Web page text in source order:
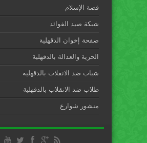
قصة الإسلام
شبكة صيد الفوائد
صفحة إخوان الدقهلية
الحرية والعدالة بالدقهلية
شباب ضد الانقلاب بالدقهلية
طلاب ضد الانقلاب بالدقهلية
منشور شوارع